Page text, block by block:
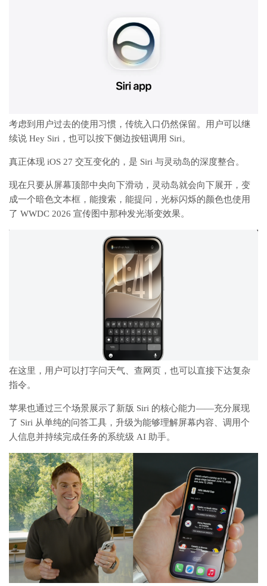
考虑到用户过去的使用习惯，传统入口仍然保留。用户可以继
续说 Hey Siri，也可以按下侧边按钮调用 Siri。
真正体现 iOS 27 交互变化的，是 Siri 与灵动岛的深度整合。
现在只要从屏幕顶部中央向下滑动，灵动岛就会向下展开，变
成一个暗色文本框，能搜索，能提问，光标闪烁的颜色也使用
了 WWDC 2026 宣传图中那种发光渐变效果。
在这里，用户可以打字问天气、查网页，也可以直接下达复杂
指令。
苹果也通过三个场景展示了新版 Siri 的核心能力——充分展现
了 Siri 从单纯的问答工具，升级为能够理解屏幕内容、调用个
人信息并持续完成任务的系统级 AI 助手。